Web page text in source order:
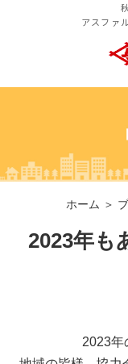
アスファ
ホーム ＞
2023年も
2023年